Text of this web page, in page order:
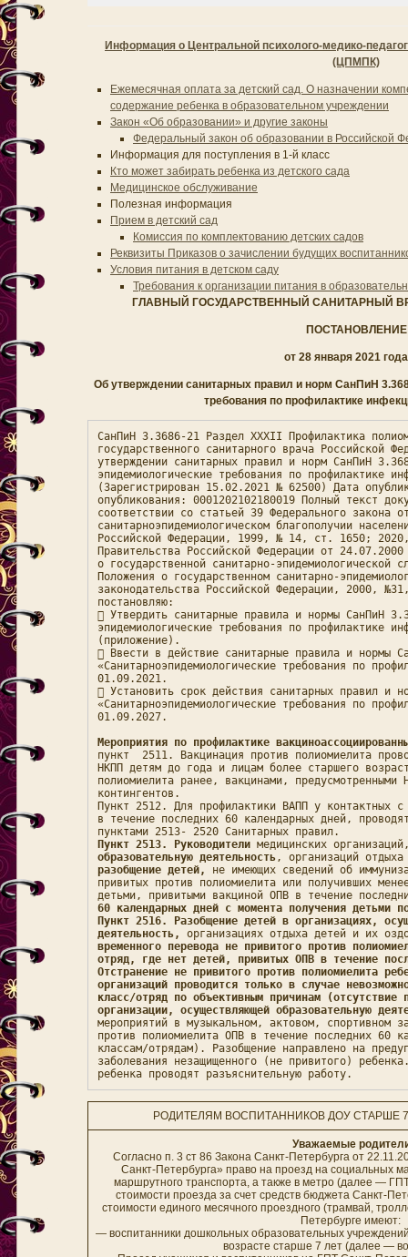
Информация о Центральной психолого-медико-
(ЦПМПК)
Ежемесячная оплата за детский сад. О назначении
содержание ребенка в образовательном учреждении
Закон «Об образовании» и другие законы
Федеральный закон об образовании в Российской
Информация для поступления в 1-й класс
Кто может забирать ребенка из детского сада
Медицинское обслуживание
Полезная информация
Прием в детский сад
Комиссия по комплектованию детских садов
Реквизиты Приказов о зачислении будущих
Условия питания в детском саду
Требования к организации питания в
ГЛАВНЫЙ ГОСУДАРСТВЕННЫЙ САНИТАРНЫЙ
ПОСТАНОВЛЕНИЕ
от 28 января 2021
Об утверждении санитарных правил и норм СанПиН
требования по профилактике
СанПиН 3.3686-21 Раздел ХХХII Профилактика
государственного санитарного врача Российской
утверждении санитарных правил и норм СанПиН
эпидемиологические требования по профилактике
(Зарегистрирован 15.02.2021 № 62500) Дата
опубликования: 0001202102180019 Полный текст
соответствии со статьей 39 Федерального закона
санитарноэпидемиологическом благополучии
Российской Федерации, 1999, № 14, ст. 1650;
Правительства Российской Федерации от
о государственной санитарно-эпидемиологической
Положения о государственном санитарно-
законодательства Российской Федерации, 2000,
постановляю:
 Утвердить санитарные правила и нормы СанПиН
эпидемиологические требования по профилактике
(приложение).
 Ввести в действие санитарные правила и нормы
«Санитарноэпидемиологические требования по
01.09.2021.
 Установить срок действия санитарных правил и
«Санитарноэпидемиологические требования по
01.09.2027.
Мероприятия по профилактике
пункт  2511. Вакцинация против полиомиелита
НКПП детям до года и лицам более старшего
полиомиелита ранее, вакцинами, предусмотренными
контингентов.
Пункт 2512. Для профилактики ВАПП у контактных
в течение последних 60 календарных дней,
Пункт 2513.
Руководители медицинских
образовательную деятельность, организаций
разобщение детей,
не имеющих сведений об
привитых против полиомиелита или получивших
детьми, привитыми вакциной ОПВ в течение
60 календарных дней с момента получения детьми
Пункт 2516. Разобщение детей в организациях,
деятельность, организациях отдыха детей и их
временного перевода не привитого против
отряд, где нет детей, привитых ОПВ в течение
Отстранение не привитого против полиомиелита
организаций проводится только в случае
класс/отряд по объективным причинам (отсутствие
организации, осуществляющей образовательную
мероприятий в музыкальном, актовом, спортивном
против полиомиелита ОПВ в течение последних 60
классам/отрядам). Разобщение направлено на
заболевания незащищенного (не привитого)
ребенка проводят разъяснительную работу.
РОДИТЕЛЯМ ВОСПИТАННИКОВ ДОУ СТАРШЕ
Уважаемые
Согласно п. 3 ст 86 Закона Санкт-Петербурга от
Санкт-Петербурга» право на проезд на социальных
маршрутного транспорта, а также в метро (далее —
стоимости проезда за счет средств бюджета Санкт-
стоимости единого месячного проездного (трамвай,
Петербурге
— воспитанники дошкольных образовательных
возрасте старше 7 лет (далее —